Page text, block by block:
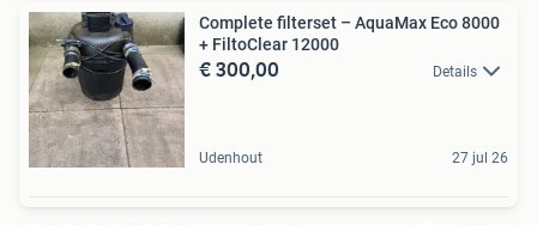
Complete filterset – AquaMax Eco 8000
+ FiltoClear 12000
€ 300,00 Details
Udenhout 27 jul 26